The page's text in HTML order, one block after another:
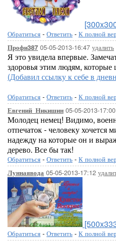
Обратиться - Ответить - К полной
Профи387 05-05-2013-16:47 удалить
Я это увидела впервые.
здоровья этим людям, которые
(Добавил ссылку к себе в
Обратиться - Ответить - К полной
Евгений_Никишин 05-05-2013-17:00
Молодец немец! Видимо,
отпечаток - человеку хочется
надежду на которые он и
дерево. Все бы так!
Обратиться - Ответить - К полной
Луннаявода 05-05-2013-17:12
Обратиться - Ответить - К полной